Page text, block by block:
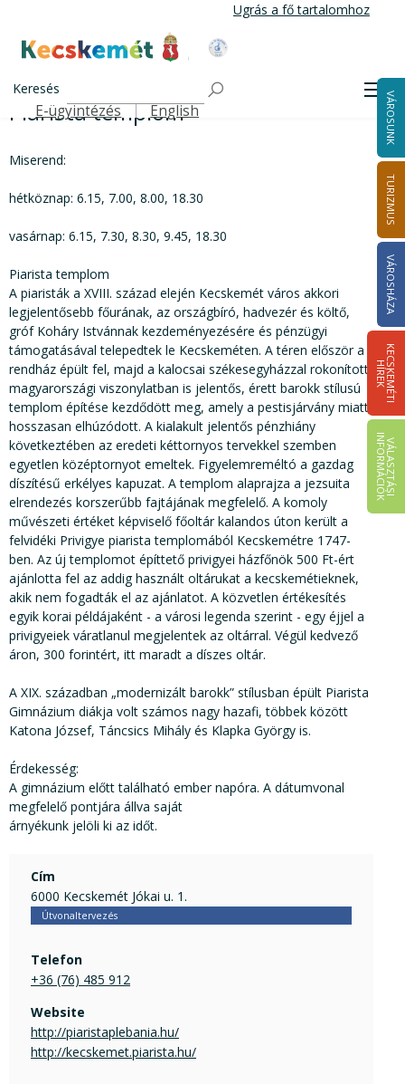
tartalomra
Ugrás a fő tartalomhoz
Kecskemét Város Honlapja
Keresés
Felső navigáció
E-ügyintézés English VÁROSUNK
TURIZMUS
VÁROSHÁZA
K
E
C
S
K
E
M
É
T
I
HÍ
R
E
K
V
Á
L
A
S
Z
T
Á
S
I
IN
F
O
R
M
Á
C
I
Ó
K
Piarista templom
Piarista templom
Miserend:
hétköznap: 6.15, 7.00, 8.00, 18.30
vasárnap: 6.15, 7.30, 8.30, 9.45, 18.30
Piarista templom
A piaristák a XVIII. század elején Kecskemét város akkori
legjelentősebb főurának, az országbíró, hadvezér és költő,
gróf Koháry Istvánnak kezdeményezésére és pénzügyi
támogatásával telepedtek le Kecskeméten. A téren először a
rendház épült fel, majd a kalocsai székesegyházzal rokonított,
magyarországi viszonylatban is jelentős, érett barokk stílusú
templom építése kezdődött meg, amely a pestisjárvány miatt
hosszasan elhúzódott. A kialakult jelentős pénzhiány
következtében az eredeti kéttornyos tervekkel szemben
egyetlen középtornyot emeltek. Figyelemreméltó a gazdag
díszítésű erkélyes kapuzat. A templom alaprajza a jezsuita
elrendezés korszerűbb fajtájának megfelelő. A komoly
művészeti értéket képviselő főoltár kalandos úton került a
felvidéki Privigye piarista templomából Kecskemétre 1747-
ben. Az új templomot építtető privigyei házfőnök 500 Ft-ért
ajánlotta fel az addig használt oltárukat a kecskemétieknek,
akik nem fogadták el az ajánlatot. A közvetlen értékesítés
egyik korai példájaként - a városi legenda szerint - egy éjjel a
privigyeiek váratlanul megjelentek az oltárral. Végül kedvező
áron, 300 forintért, itt maradt a díszes oltár.
A XIX. században „modernizált barokk” stílusban épült Piarista
Gimnázium diákja volt számos nagy hazafi, többek között
Katona József, Táncsics Mihály és Klapka György is.
Érdekesség:
A gimnázium előtt található ember napóra. A dátumvonal
megfelelő pontjára állva saját
árnyékunk jelöli ki az időt.
Cím
6000 Kecskemét Jókai u. 1.
Útvonaltervezés
Telefon
+36 (76) 485 912
Website
http://piaristaplebania.hu/
http://kecskemet.piarista.hu/